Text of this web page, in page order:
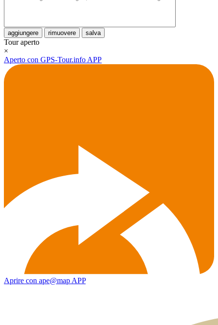
aggiungere rimuovere salva
Tour aperto
×
Aperto con GPS-Tour.info APP
Aprire con ape@map APP